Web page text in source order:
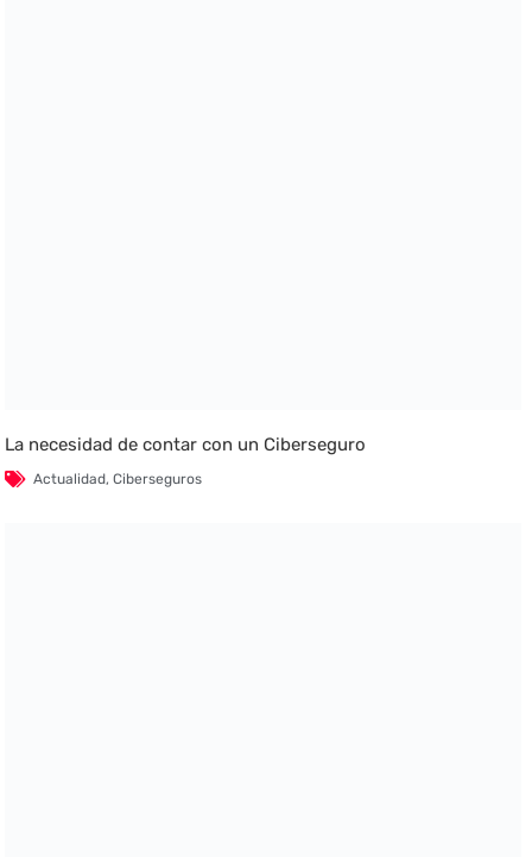
La necesidad de contar con un Ciberseguro
Actualidad,Ciberseguros